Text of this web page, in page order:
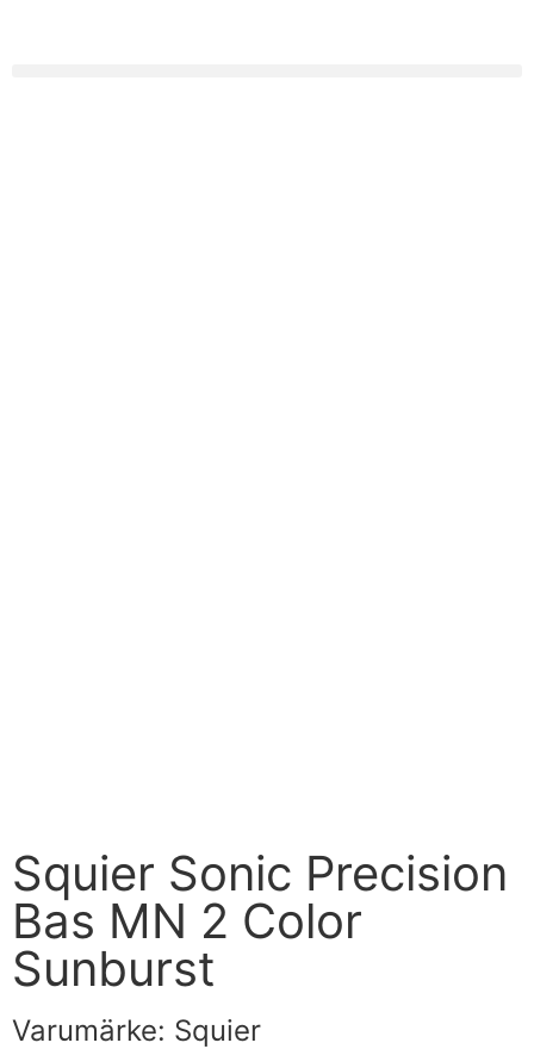
Squier Sonic Precision
Bas MN 2 Color
Sunburst
Varumärke: Squier